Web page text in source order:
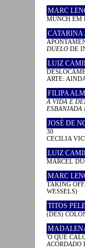
MARC
MUNCH EM
CATARINA
DUELO DE
LUIZ
ARTE:
FILIPA
A VIDA É
ESBANJADA
JOSÉ DE
30
CECILIA
LUIZ
MARCEL
MARC
TAKING
WESSELS)
TITOS
(DES)
'O QUE
ACORDADO